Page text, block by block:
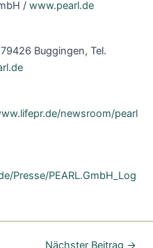
/ www.pearl.de
Buggingen, Tel.
newsroom/pearl
Presse/PEARL.GmbH_Log
Nächster Beitrag →